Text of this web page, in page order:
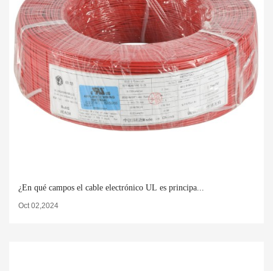
¿En qué campos el cable electrónico UL es principa...
Oct 02,2024